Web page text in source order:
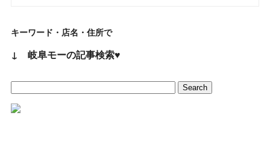
キーワード・店名・住所で
↓ 岐阜モーの記事検索♥